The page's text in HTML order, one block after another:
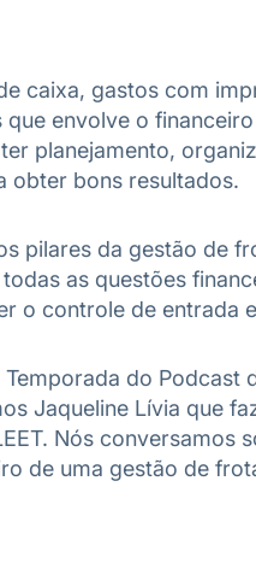
caixa, gastos com
envolve o
planejamento,
obter bons resultados.
pilares da gestão de
as questões
o controle de entrada
do Podcast
Jaqueline Lívia que
Nós conversamos
de uma gestão de